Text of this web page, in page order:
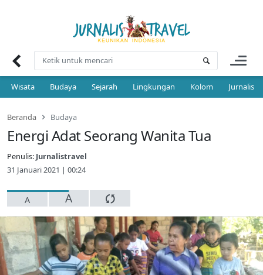
Wisata Budaya Sejarah Lingkungan Kolom Jurnalis
Beranda Budaya
Energi Adat Seorang Wanita Tua
Penulis: Jurnalistravel
31 Januari 2021 | 00:24
A A